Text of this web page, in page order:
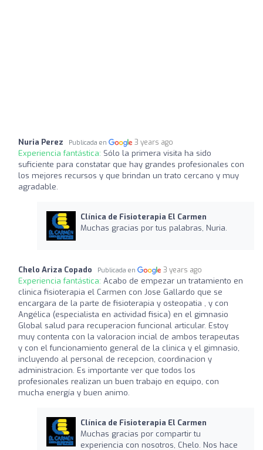
Nuria Perez Publicada en 3 years ago
Experiencia fantástica: Sólo la primera visita ha sido
suficiente para constatar que hay grandes profesionales con
los mejores recursos y que brindan un trato cercano y muy
agradable.
Clínica de Fisioterapia El Carmen
Muchas gracias por tus palabras, Nuria.
Chelo Ariza Copado Publicada en 3 years ago
Experiencia fantástica: Acabo de empezar un tratamiento en
clinica fisioterapia el Carmen con Jose Gallardo que se
encargara de la parte de fisioterapia y osteopatia , y con
Angélica (especialista en actividad fisica) en el gimnasio
Global salud para recuperacion funcional articular. Estoy
muy contenta con la valoracion incial de ambos terapeutas
y con el funcionamiento general de la clinica y el gimnasio,
incluyendo al personal de recepcion, coordinacion y
administracion. Es importante ver que todos los
profesionales realizan un buen trabajo en equipo, con
mucha energía y buen animo.
Clínica de Fisioterapia El Carmen
Muchas gracias por compartir tu
experiencia con nosotros, Chelo. Nos hace